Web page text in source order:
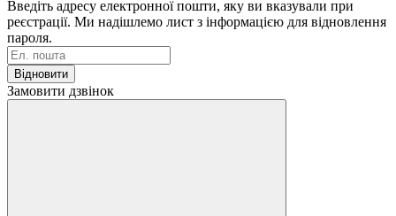
Введіть адресу електронної пошти, яку ви вказували при
реєстрації. Ми надішлемо лист з інформацією для відновлення
пароля.
Відновити
Замовити дзвінок